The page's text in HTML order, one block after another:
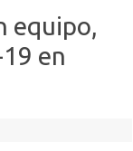
equipo,
en